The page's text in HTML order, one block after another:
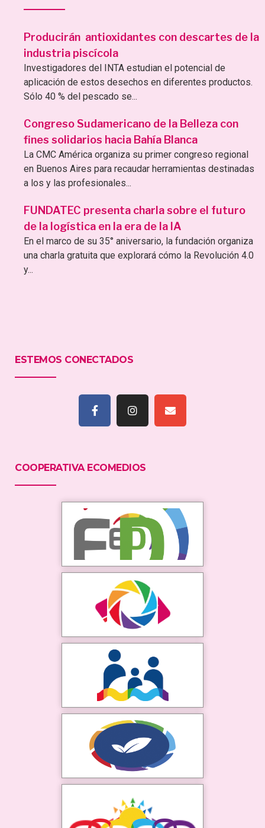
Producirán antioxidantes con descartes de la
industria piscícola
Investigadores del INTA estudian el potencial de
aplicación de estos desechos en diferentes productos.
Sólo 40 % del pescado se...
Congreso Sudamericano de la Belleza con
fines solidarios hacia Bahía Blanca
La CMC América organiza su primer congreso regional
en Buenos Aires para recaudar herramientas destinadas
a los y las profesionales...
FUNDATEC presenta charla sobre el futuro
de la logística en la era de la IA
En el marco de su 35° aniversario, la fundación organiza
una charla gratuita que explorará cómo la Revolución 4.0
y...
ESTEMOS CONECTADOS
COOPERATIVA ECOMEDIOS